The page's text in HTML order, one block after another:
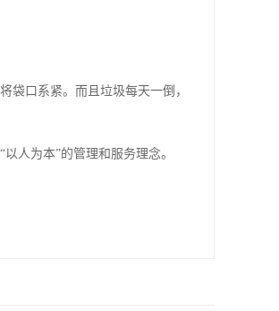
袋口系紧。而且垃圾每天一倒，
人为本”的管理和服务理念。